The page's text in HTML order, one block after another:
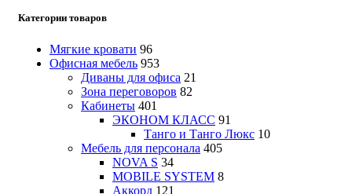
Категории товаров
Мягкие кровати 96
Офисная мебель 953
Диваны для офиса 21
Зона переговоров 82
Кабинеты 401
ЭКОНОМ КЛАСС 91
Танго и Танго Люкс 10
Мебель для персонала 405
NOVA S 34
MOBILE SYSTEM 8
Аккорд 121